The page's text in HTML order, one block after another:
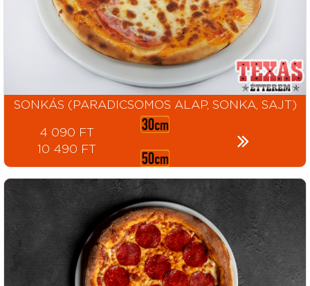
SONKÁS (PARADICSOMOS ALAP, SONKA, SAJT)
4 090 FT
10 490 FT